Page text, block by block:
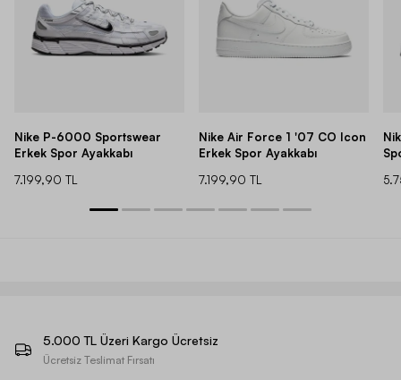
Nike P-6000 Sportswear
Erkek Spor Ayakkabı
7.199,90 TL
Nike Air Force 1 '07 CO Icon
Erkek Spor Ayakkabı
7.199,90 TL
5.000 TL Üzeri Kargo Ücretsiz
Ücretsiz Teslimat Fırsatı